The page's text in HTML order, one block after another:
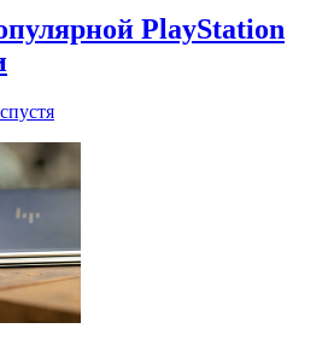
PlayStation